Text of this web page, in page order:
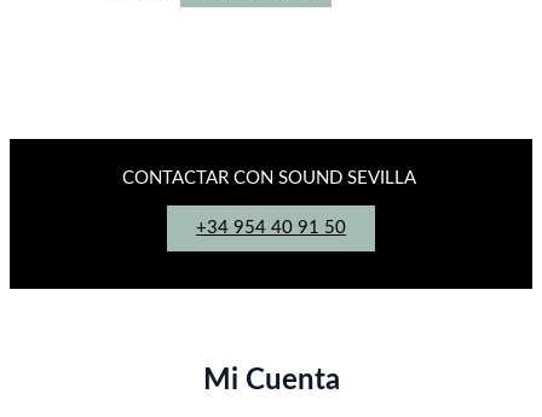
CONTACTAR CON SOUND SEVILLA
+34 954 40 91 50
Mi Cuenta